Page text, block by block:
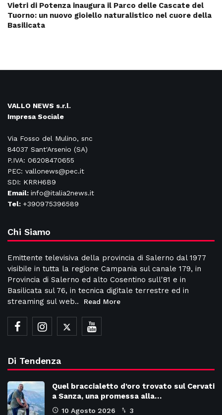
Vietri di Potenza inaugura il Parco delle Cascate del
Tuorno: un nuovo gioiello naturalistico nel cuore della
Basilicata
VALLO NEWS s.r.l.
Impresa Sociale
Via Fosso del Mulino, snc
84037 Sant'Arsenio (SA)
P.IVA: 06208470655
PEC: vallonews@pec.it
SDI: KRRH6B9
Email: info@italia2news.it
Tel: +390975396589
Chi Siamo
Emittente televisiva della provincia di Salerno dal 1977
visibile in tutta la regione Campania sul canale 179, in
Provincia di Salerno ed alto Cosentino sull'81 e in
Basilicata sul 76, in tecnica digitale terrestre ed in
streaming sul web..
Read More
Di Tendenza
Quel braccialetto d’oro trovato sul Cervati
a Sanza, una promessa alla…
10 Agosto 2026 3